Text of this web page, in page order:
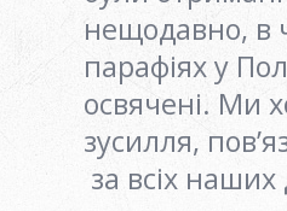
нещодавно, в
парафіях у
освячені. Ми
зусилля,
за всіх наших